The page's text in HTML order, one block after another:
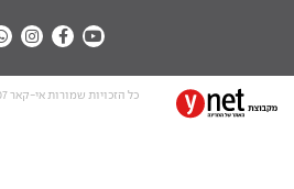
כל הזכויות שמורות אי-קאר 2007 בע”מ